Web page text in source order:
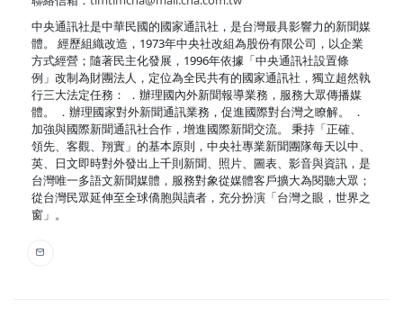
中央通訊社是中華民國的國家通訊社，是台灣最具影響力的新聞媒
體。 經歷組織改造，1973年中央社改組為股份有限公司，以企業
方式經營；隨著民主化發展，1996年依據「中央通訊社設置條
例」改制為財團法人，定位為全民共有的國家通訊社，獨立超然執
行三大法定任務： ．辦理國內外新聞報導業務，服務大眾傳播媒
體。 ．辦理國家對外新聞通訊業務，促進國際對台灣之瞭解。 ．
加強與國際新聞通訊社合作，增進國際新聞交流。 秉持「正確、
領先、客觀、翔實」的基本原則，中央社專業新聞團隊每天以中、
英、日文即時對外發出上千則新聞、照片、圖表、影音與資訊，是
台灣唯一多語文新聞媒體，服務對象從媒體客戶擴大為閱聽大眾；
從台灣民眾延伸至全球僑胞與讀者，充分扮演「台灣之眼，世界之
窗」。